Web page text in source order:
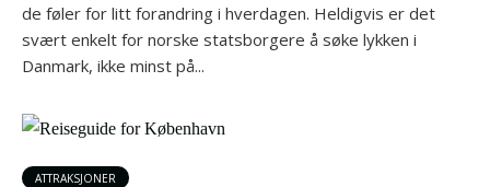
de føler for litt forandring i hverdagen. Heldigvis er det
svært enkelt for norske statsborgere å søke lykken i
Danmark, ikke minst på...
ATTRAKSJONER